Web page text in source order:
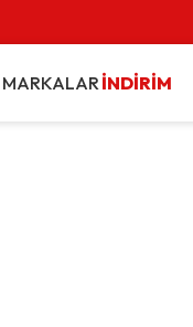
MARKALARİNDİRİM